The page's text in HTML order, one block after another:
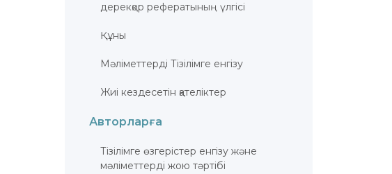
дерекқор рефератының үлгісі
Құны
Мәліметтерді Тізілімге енгізу
Жиі кездесетін қателіктер
Авторларға
Тізілімге өзгерістер енгізу және
мәліметтерді жою тәртібі